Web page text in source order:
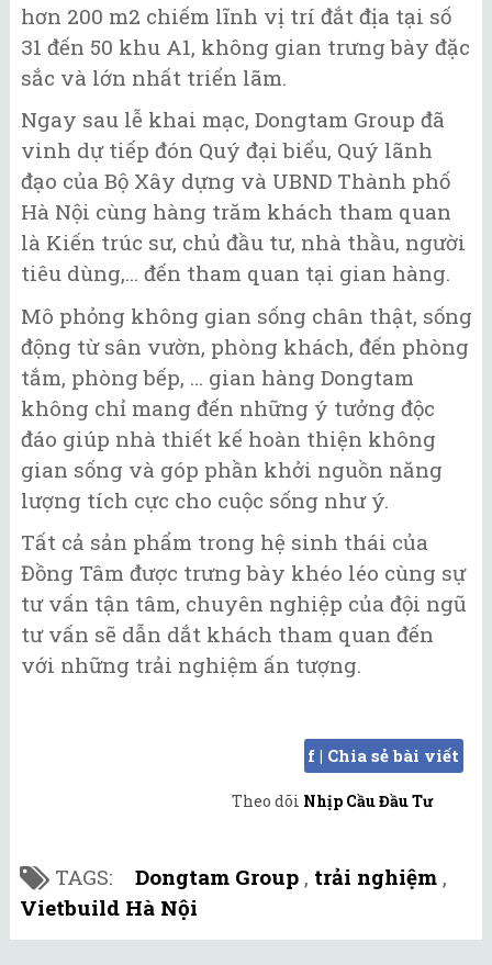
hơn 200 m2 chiếm lĩnh vị trí đắt địa tại số
31 đến 50 khu A1, không gian trưng bày đặc
sắc và lớn nhất triển lãm.
Ngay sau lễ khai mạc, Dongtam Group đã
vinh dự tiếp đón Quý đại biểu, Quý lãnh
đạo của Bộ Xây dựng và UBND Thành phố
Hà Nội cùng hàng trăm khách tham quan
là Kiến trúc sư, chủ đầu tư, nhà thầu, người
tiêu dùng,... đến tham quan tại gian hàng.
Mô phỏng không gian sống chân thật, sống
động từ sân vườn, phòng khách, đến phòng
tắm, phòng bếp, … gian hàng Dongtam
không chỉ mang đến những ý tưởng độc
đáo giúp nhà thiết kế hoàn thiện không
gian sống và góp phần khởi nguồn năng
lượng tích cực cho cuộc sống như ý.
Tất cả sản phẩm trong hệ sinh thái của
Đồng Tâm được trưng bày khéo léo cùng sự
tư vấn tận tâm, chuyên nghiệp của đội ngũ
tư vấn sẽ dẫn dắt khách tham quan đến
với những trải nghiệm ấn tượng.
f | Chia sẻ bài viết
Theo dõi Nhịp Cầu Đầu Tư
TAGS: Dongtam Group , trải nghiệm ,
Vietbuild Hà Nội